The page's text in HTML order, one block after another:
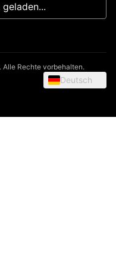
Rechte vorbehalten.
Deutsch